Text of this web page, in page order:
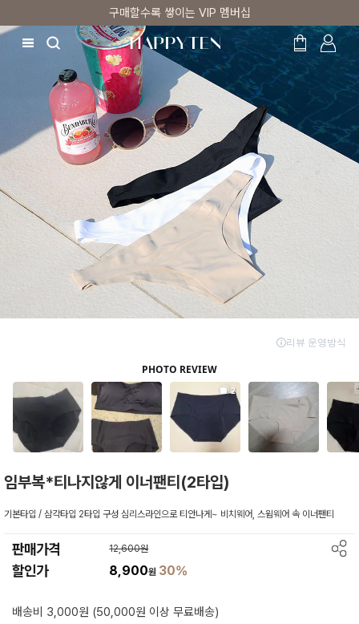
구매할수록 쌓이는 VIP 멤버십
임부복*티나지않게 이너팬티(2타입)
기본타입 / 삼각타입 2타입 구성 심리스라인으로 티안나게~ 비치웨어, 스윔웨어 속 이너팬티
판매가격 12,600원
할인가 8,900원 30%
배송비 3,000원 (50,000원 이상 무료배송)